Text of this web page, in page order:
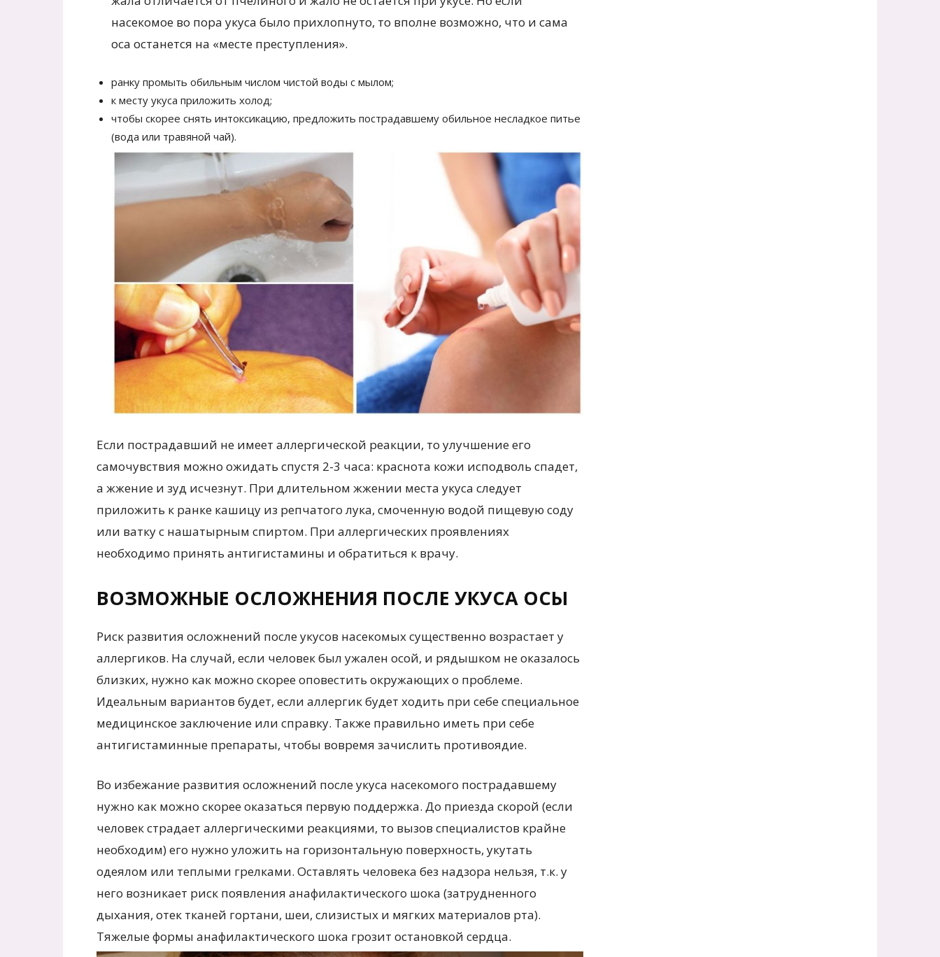
насекомое во пора укуса было прихлопнуто, то вполне возможно, что и сама
оса останется на «месте преступления».
ранку промыть обильным числом чистой воды с мылом;
к месту укуса приложить холод;
чтобы скорее снять интоксикацию, предложить пострадавшему обильное несладкое питье
(вода или травяной чай).
Если пострадавший не имеет аллергической реакции, то улучшение его
самочувствия можно ожидать спустя 2-3 часа: краснота кожи исподволь спадет,
а жжение и зуд исчезнут. При длительном жжении места укуса следует
приложить к ранке кашицу из репчатого лука, смоченную водой пищевую соду
или ватку с нашатырным спиртом. При аллергических проявлениях
необходимо принять антигистамины и обратиться к врачу.
ВОЗМОЖНЫЕ ОСЛОЖНЕНИЯ ПОСЛЕ УКУСА ОСЫ
Риск развития осложнений после укусов насекомых существенно возрастает у
аллергиков. На случай, если человек был ужален осой, и рядышком не оказалось
близких, нужно как можно скорее оповестить окружающих о проблеме.
Идеальным вариантов будет, если аллергик будет ходить при себе специальное
медицинское заключение или справку. Также правильно иметь при себе
антигистаминные препараты, чтобы вовремя зачислить противоядие.
Во избежание развития осложнений после укуса насекомого пострадавшему
нужно как можно скорее оказаться первую поддержка. До приезда скорой (если
человек страдает аллергическими реакциями, то вызов специалистов крайне
необходим) его нужно уложить на горизонтальную поверхность, укутать
одеялом или теплыми грелками. Оставлять человека без надзора нельзя, т.к. у
него возникает риск появления анафилактического шока (затрудненного
дыхания, отек тканей гортани, шеи, слизистых и мягких материалов рта).
Тяжелые формы анафилактического шока грозит остановкой сердца.